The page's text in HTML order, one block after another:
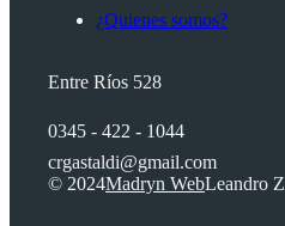
¿Quienes somos?
Entre Ríos 528
0345 - 422 - 1044
crgastaldi@gmail.com
© 2024Madryn WebLeandro